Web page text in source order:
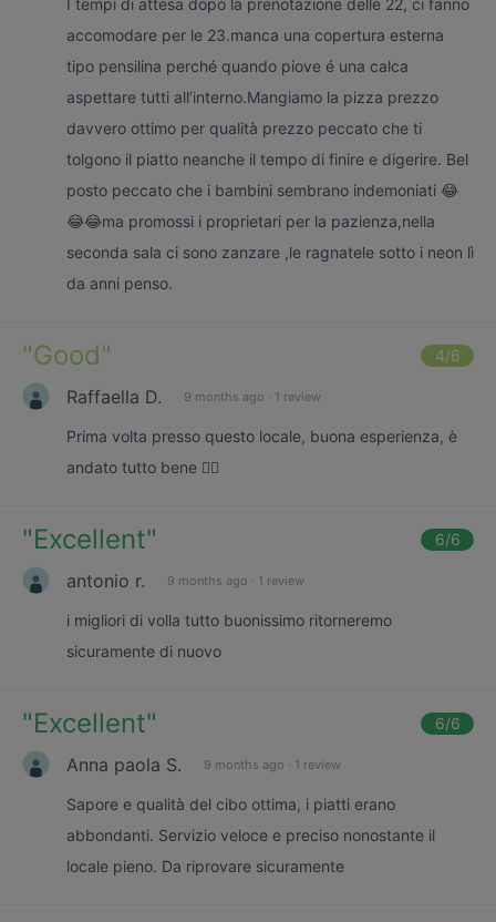
I tempi di attesa dopo la prenotazione delle 22, ci fanno
accomodare per le 23.manca una copertura esterna
tipo pensilina perché quando piove é una calca
aspettare tutti all’interno.Mangiamo la pizza prezzo
davvero ottimo per qualità prezzo peccato che ti
tolgono il piatto neanche il tempo di finire e digerire. Bel
posto peccato che i bambini sembrano indemoniati 😂
😂😂ma promossi i proprietari per la pazienza,nella
seconda sala ci sono zanzare ,le ragnatele sotto i neon lì
da anni penso.
"Good" 4/6
Raffaella D. 9 months ago · 1 review
Prima volta presso questo locale, buona esperienza, è
andato tutto bene 👍🏻
"Excellent" 6/6
antonio r. 9 months ago · 1 review
i migliori di volla tutto buonissimo ritorneremo
sicuramente di nuovo
"Excellent" 6/6
Anna paola S. 9 months ago · 1 review
Sapore e qualità del cibo ottima, i piatti erano
abbondanti. Servizio veloce e preciso nonostante il
locale pieno. Da riprovare sicuramente